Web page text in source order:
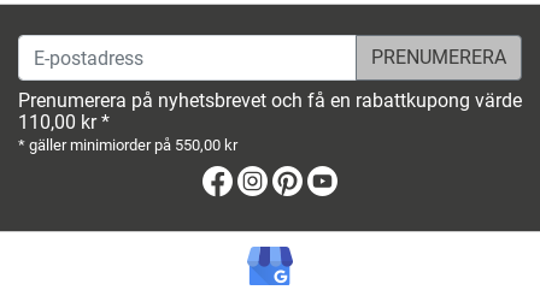
E-postadress
Prenumerera på nyhetsbrevet och få en rabattkupong värde
110,00 kr *
* gäller minimiorder på 550,00 kr
Facebook
Instagram
Pinterest